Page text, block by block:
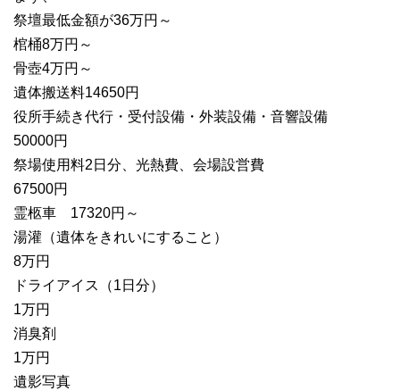
祭壇最低金額が36万円～
棺桶8万円～
骨壺4万円～
遺体搬送料14650円
役所手続き代行・受付設備・外装設備・音響設備
50000円
祭場使用料2日分、光熱費、会場設営費
67500円
霊柩車 17320円～
湯灌（遺体をきれいにすること）
8万円
ドライアイス（1日分）
1万円
消臭剤
1万円
遺影写真